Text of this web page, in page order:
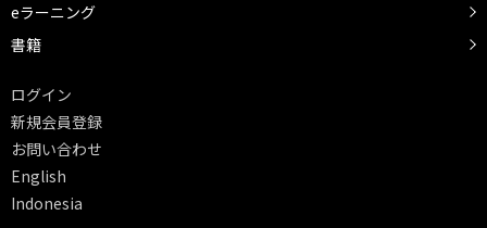
eラーニング
書籍
ログイン
新規会員登録
お問い合わせ
English
Indonesia